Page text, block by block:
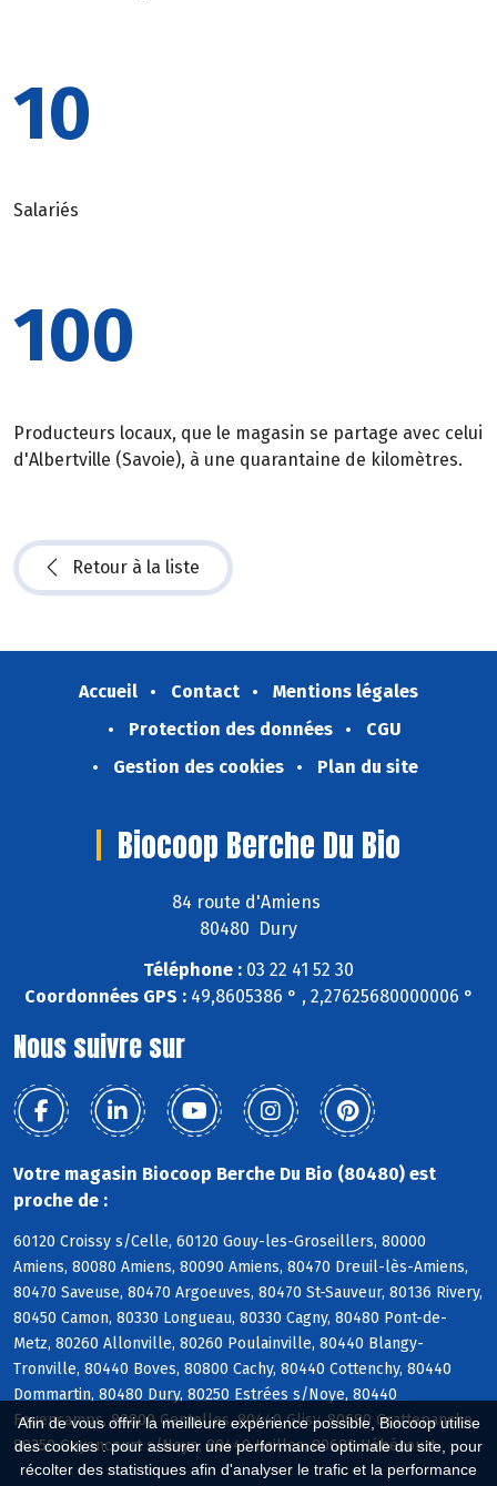
Afin de vous offrir la meilleure expérience possible, Biocoop utilise
des cookies : pour assurer une performance optimale du site, pour
récolter des statistiques afin d'analyser le trafic et la performance
10
Salariés
100
Producteurs locaux, que le magasin se partage avec celui
d'Albertville (Savoie), à une quarantaine de kilomètres.
Retour à la liste
Accueil Contact
Mentions légales
Protection des données
CGU
Gestion des cookies
Plan du site
Biocoop Berche Du Bio
84 route d'Amiens
80480 Dury
Téléphone : 03 22 41 52 30
Coordonnées GPS :49,8605386 ° , 2,27625680000006 °
Nous suivre sur
Votre magasin Biocoop Berche Du Bio (80480) est
proche de :
60120 Croissy s/Celle, 60120 Gouy-les-Groseillers, 80000
Amiens, 80080 Amiens, 80090 Amiens, 80470 Dreuil-lès-Amiens,
80470 Saveuse, 80470 Argoeuves, 80470 St-Sauveur, 80136 Rivery,
80450 Camon, 80330 Longueau, 80330 Cagny, 80480 Pont-de-
Metz, 80260 Allonville, 80260 Poulainville, 80440 Blangy-
Tronville, 80440 Boves, 80800 Cachy, 80440 Cottenchy, 80440
Dommartin, 80480 Dury, 80250 Estrées s/Noye, 80440
Fouencamps, 80800 Gentelles, 80440 Glisy, 80680 Grattepanche,
80250 Guyencourt s/Noye, 80440 Hailles, 80680 Hébécourt